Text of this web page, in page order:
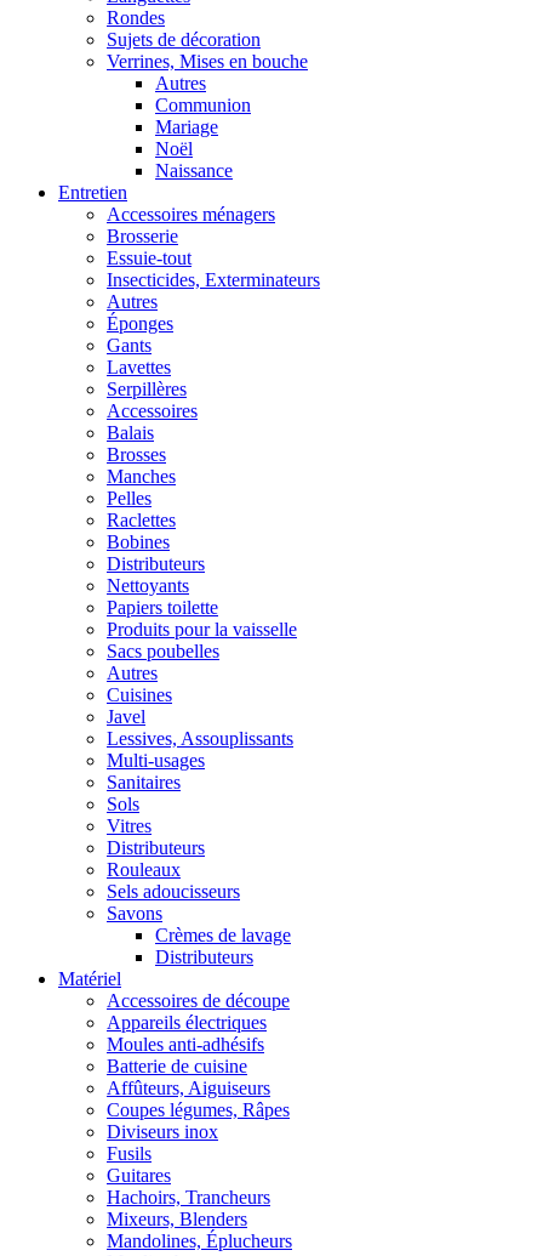
Rondes
Sujets de décoration
Verrines, Mises en bouche
Autres
Communion
Mariage
Noël
Naissance
Entretien
Accessoires ménagers
Brosserie
Essuie-tout
Insecticides, Exterminateurs
Autres
Éponges
Gants
Lavettes
Serpillères
Accessoires
Balais
Brosses
Manches
Pelles
Raclettes
Bobines
Distributeurs
Nettoyants
Papiers toilette
Produits pour la vaisselle
Sacs poubelles
Autres
Cuisines
Javel
Lessives, Assouplissants
Multi-usages
Sanitaires
Sols
Vitres
Distributeurs
Rouleaux
Sels adoucisseurs
Savons
Crèmes de lavage
Distributeurs
Matériel
Accessoires de découpe
Appareils électriques
Moules anti-adhésifs
Batterie de cuisine
Affûteurs, Aiguiseurs
Coupes légumes, Râpes
Diviseurs inox
Fusils
Guitares
Hachoirs, Trancheurs
Mixeurs, Blenders
Mandolines, Éplucheurs